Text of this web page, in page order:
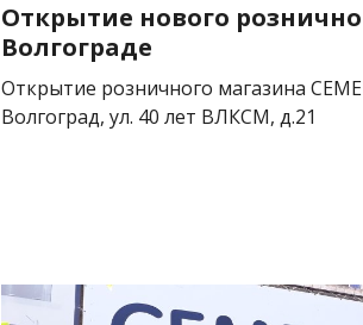
Открытие нового
Волгограде
Открытие розничного магазина
Волгоград, ул. 40 лет ВЛКСМ, д.21